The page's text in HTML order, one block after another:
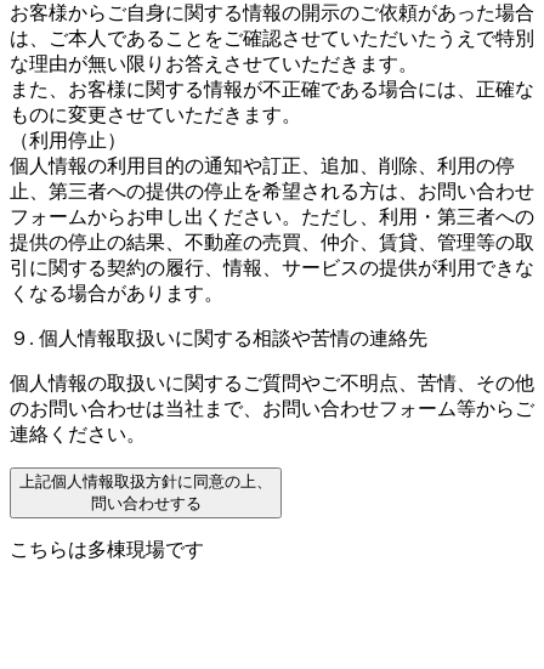
お客様からご自身に関する情報の開示のご依頼があった場合
は、ご本人であることをご確認させていただいたうえで特別
な理由が無い限りお答えさせていただきます。
また、お客様に関する情報が不正確である場合には、正確な
ものに変更させていただきます。
（利用停止）
個人情報の利用目的の通知や訂正、追加、削除、利用の停
止、第三者への提供の停止を希望される方は、お問い合わせ
フォームからお申し出ください。ただし、利用・第三者への
提供の停止の結果、不動産の売買、仲介、賃貸、管理等の取
引に関する契約の履行、情報、サービスの提供が利用できな
くなる場合があります。
９. 個人情報取扱いに関する相談や苦情の連絡先
個人情報の取扱いに関するご質問やご不明点、苦情、その他
のお問い合わせは当社まで、お問い合わせフォーム等からご
連絡ください。
上記個人情報取扱方針に同意の上、
問い合わせする
こちらは多棟現場です